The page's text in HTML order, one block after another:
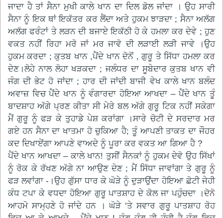
ਜਾਦਾ ਹੈ ਤਾਂ ਸੈਨਾ ਮੁਖੀ ਕਾਲੇ ਖਾਨ ਦਾ ਦਿਲ ਡੋਲ ਜਾਂਦਾ । ਉਹ ਸਾਰੀ
ਸੈਨਾ ਨੂੰ ਇਕ ਥਾਂ ਇਕੱਤਰ ਕਰ ਲੈਂਦਾ ਅਤੇ ਹੁਕਮ ਝਾੜਦਾ ; ਸੈਨਾ ਅਲੱਗ
ਅਲੱਗ ਫਰੰਟਾਂ ਤੇ ਲੜਨ ਦੀ ਬਜਾਏ ਇਕੱਠੀ ਹੋ ਕੇ ਹਮਲਾ ਕਰ ਦੇਵੇ ; ਹੁਣ
ਵਕਤ ਨਹੀਂ ਰਿਹਾ ਮਰੋ ਜਾਂ ਮਰ ਜਾਵੋ ਦੀ ਲੜਾਈ ਲੜੀ ਜਾਵੇ ।ਉਹ
ਹੁਕਮ ਕਰਦਾ ; ਕੁਤਬ ਖਾਨ ,ਪੈਂਦੇ ਖਾਨ ਦੋਨੋਂ , ਗੁਰੂ ਤੇ ਸਿੱਧਾ ਹਮਲਾ ਕਰ
ਦੇਣ।ਲੋਹੇ ਨਾਲ ਲੋਹਾ ਖੜਕਦਾ ; ਜਲੰਧਰ ਦਾ ਸੂਬੇਦਾਰ ਕੁਤਬ ਖਾਨ ਵੀ
ਜੰਗ ਦੀ ਭੇਟ ਹੋ ਜਾਂਦਾ ; ਹਾਰ ਦੀ ਜਾਂਦੀ ਬਾਜੀ ਵੇਖ ਕਾਲੇ ਖਾਨ ਬਲੰਦ
ਅਵਾਜ਼ ਵਿਚ ਪੈਂਦੇ ਖਾਨ ਨੂੰ ਵੰਗਾਰਦਾ ਹੋਇਆ ਆਖਦਾ – ਪੈਂਦੇ ਖਾਨ ਤੂੰ
ਬਾਦਸ਼ਾਹ ਅੱਗੇ ਪ੍ਰਣ ਕੀਤਾ ਸੀ ਮੇਰੇ ਬਲ ਅੱਗੇ ਗੁਰੂ ਟਿਕ ਨਹੀਂ ਸਕੇਗਾ
ਮੈਂ ਗੁਰੂ ਨੂੰ ਫੜ ਕੇ ਤੁਹਾਡੇ ਪੇਸ਼ ਕਰਾਂਗਾ ।ਸਾਰੇ ਚੋਟੀ ਦੇ ਸਰਦਾਰ ਮਰ
ਗਏ ਹਨ ਸੈਨਾ ਦਾ ਖਾਤਮਾ ਹੋ ਚੁਕਿਆ ਹੈ; ਤੂੰ ਆਪਣੀ ਤਾਕਤ ਦਾ ਜੌਹਰ
ਕਦ ਦਿਖਾਏਂਗਾ ਆਪਣੇ ਵਾਅਦੇ ਨੂੰ ਪੂਰਾ ਕਰ ਵਕਤ ਆ ਗਿਆ ਹੈ ?
ਪੈਂਦੇ ਖਾਨ ਆਖਦਾ – ਕਾਲੇ ਖਾਨ! ਤੁਸੀਂ ਸੈਨਕਾਂ ਨੂੰ ਹੁਕਮ ਦੇਵੋ ਉਹ ਸਿੱਖਾਂ
ਨੂੰ ਰੋਕ ਕੇ ਰੱਖਣ ਅੱਗੇ ਨਾ ਆਉਣ ਦੇਣ ; ਮੈਂ ਸਿੱਧਾ ਜਾਵਾਂਗਾ ਤੇ ਗੁਰੂ ਨੂੰ
ਫੜ ਲਵਾਂਗਾ -।ਉਹ ਗੁੱਸਾ ਧਾਰ ਕੇ ਘੋੜੇ ਨੂੰ ਦੁੜਾਉਂਦਾ ਹੋਇਆ ਛੋਟੀ ਜੇਹੀ
ਕੰਧ ਟਪਾ ਕੇ ਵਧਦਾ ਹੋਇਆ ਗੁਰੂ ਪਾਤਸ਼ਾਹ ਦੇ ਕੋਲ ਜਾ ਪਹੁੰਚਦਾ ।ਦੋਨੋ
ਆਹਮੋ ਸਾਮ੍ਹਣੇ ਹੋ ਜਾਂਦੇ ਹਨ । ਘੋੜੇ ‘ਤੇ ਸਵਾਰ ਗੁਰੂ ਪਾਤਸ਼ਾਹ ਰੋਹ